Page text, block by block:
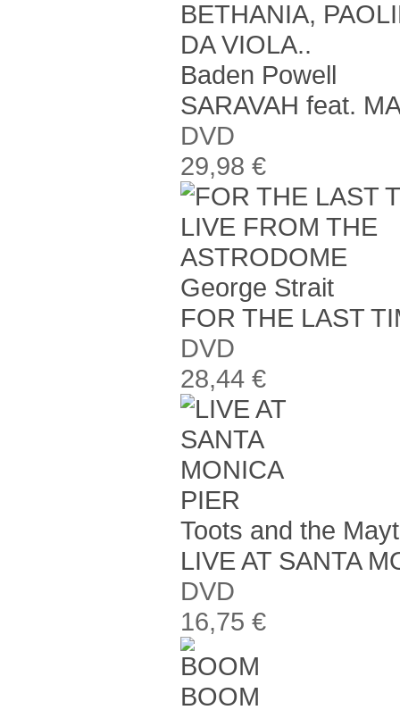
Baden Powell
SARAVAH feat.
DVD
29,98 €
George Strait
FOR THE LAST
DVD
28,44 €
Toots and the
LIVE AT SANTA
DVD
16,75 €